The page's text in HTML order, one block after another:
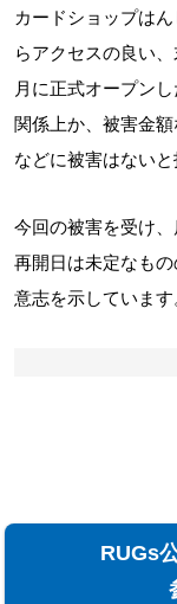
カードショップは
らアクセスの良い
月に正式オープン
関係上か、被害金
などに被害はないと
今回の被害を受け
再開日は未定なも
意志を示しています
RUGs